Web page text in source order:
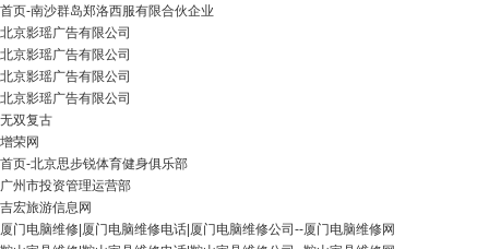
首页-南沙群岛郑洛西服有限合伙企业
北京影瑶广告有限公司
北京影瑶广告有限公司
北京影瑶广告有限公司
北京影瑶广告有限公司
无双复古
增荣网
首页-北京思步锐体育健身俱乐部
广州市投资管理运营部
吉宏旅游信息网
厦门电脑维修|厦门电脑维修电话|厦门电脑维修公司--厦门电脑维修网